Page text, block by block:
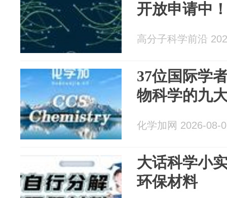
开放申请中
高分子科学前沿
37位国际学
物科学的九
化学加网 2026-08-
大话科学小
环保材料